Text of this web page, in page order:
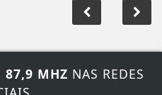
87,9 MHZ NAS REDES